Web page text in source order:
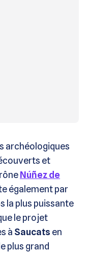
archéologiques
et
Núñez de
également par
la plus puissante
le projet
à Saucats en
plus grand